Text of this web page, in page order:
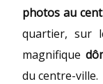
photos au
quartier, sur
magnifique
du centre-ville.